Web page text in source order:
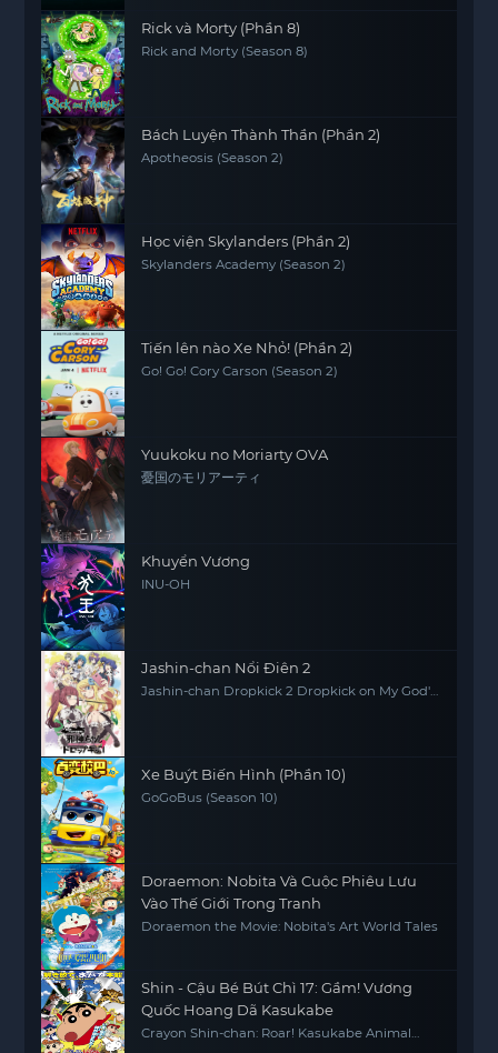
Rick và Morty (Phần 8)
Rick and Morty (Season 8)
Bách Luyện Thành Thần (Phần 2)
Apotheosis (Season 2)
Học viện Skylanders (Phần 2)
Skylanders Academy (Season 2)
Tiến lên nào Xe Nhỏ! (Phần 2)
Go! Go! Cory Carson (Season 2)
Yuukoku no Moriarty OVA
憂国のモリアーティ
Khuyển Vương
INU-OH
Jashin-chan Nổi Điên 2
Jashin-chan Dropkick 2 Dropkick on My God'
Xe Buýt Biến Hình (Phần 10)
GoGoBus (Season 10)
Doraemon: Nobita Và Cuộc Phiêu Lưu
Vào Thế Giới Trong Tranh
Doraemon the Movie: Nobita's Art World Tales
Shin - Cậu Bé Bút Chì 17: Gầm! Vương
Quốc Hoang Dã Kasukabe
Crayon Shin-chan: Roar! Kasukabe Animal